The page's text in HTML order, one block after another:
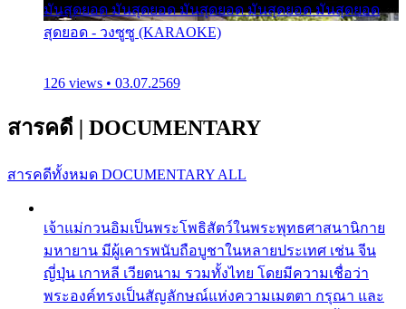
มันสุดยอด มันสุดยอด มันสุดยอด มันสุดยอด มันสุดยอด
สุดยอด - วงซูซู (KARAOKE)
126 views • 03.07.2569
สารคดี | DOCUMENTARY
สารคดีทั้งหมด DOCUMENTARY ALL
เจ้าแม่กวนอิมเป็นพระโพธิสัตว์ในพระพุทธศาสนานิกาย
มหายาน มีผู้เคารพนับถือบูชาในหลายประเทศ เช่น จีน
ญี่ปุ่น เกาหลี เวียดนาม รวมทั้งไทย โดยมีความเชื่อว่า
พระองค์ทรงเป็นสัญลักษณ์แห่งความเมตตา กรุณา และ